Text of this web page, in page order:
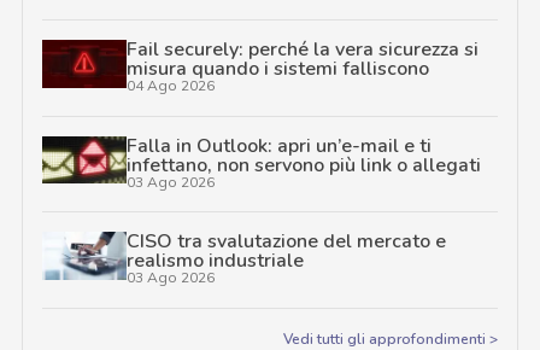
Fail securely: perché la vera sicurezza si
misura quando i sistemi falliscono
04 Ago 2026
Falla in Outlook: apri un’e-mail e ti
infettano, non servono più link o allegati
03 Ago 2026
CISO tra svalutazione del mercato e
realismo industriale
03 Ago 2026
Vedi tutti gli approfondimenti >